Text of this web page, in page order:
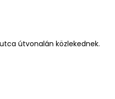
útvonalán közlekednek.